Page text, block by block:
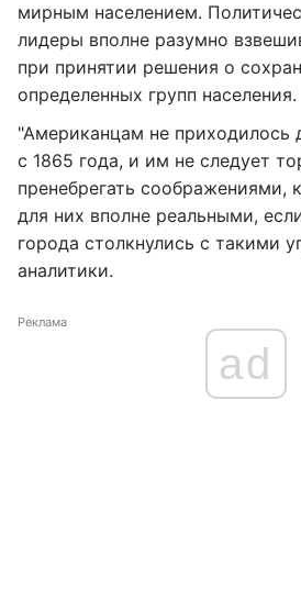
мирным населением.
лидеры вполне разумно
при принятии решения о
определенных групп населения.
"Американцам не приходилось
с 1865 года, и им не следует
пренебрегать соображениями,
для них вполне реальными,
города столкнулись с такими
аналитики.
Реклама
ad